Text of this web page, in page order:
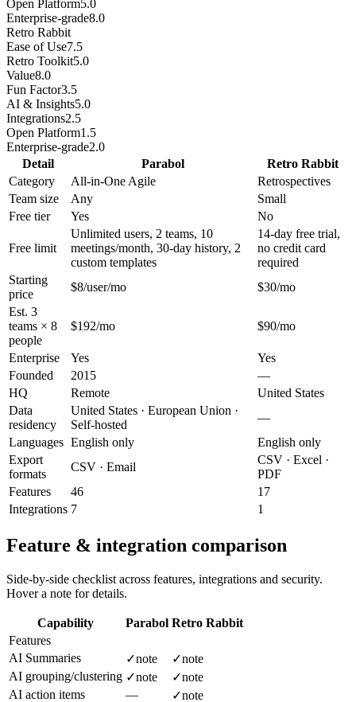
Open Platform5.0
Enterprise-grade8.0
Retro Rabbit
Ease of Use7.5
Retro Toolkit5.0
Value8.0
Fun Factor3.5
AI & Insights5.0
Integrations2.5
Open Platform1.5
Enterprise-grade2.0
Detail
Parabol
Retro Rabbit
Category
All-in-One Agile
Retrospectives
Team size
Any
Small
Free tier
Yes No
Free limit
Unlimited users, 2 teams, 10
meetings/month, 30-day history, 2
custom templates
14-day free trial,
no credit card
required
Starting
price
$8/user/mo
$30/mo
Est. 3
teams × 8
people
$192/mo $90/mo
Enterprise Yes
Yes
Founded
2015
—
HQ
Remote
United States
Data
residency
United States · European Union ·
Self-hosted
—
Languages English only
English only
Export
formats
CSV · Email
CSV · Excel ·
PDF
Features
46
17
Integrations 7 1
Feature & integration comparison
Side-by-side checklist across features, integrations and security.
Hover a note for details.
Capability Parabol Retro Rabbit
Features
AI Summaries
✓note ✓note
AI grouping/clustering ✓note ✓note
AI action items
— ✓note